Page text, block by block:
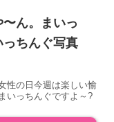
ん。まいっ
ちんぐ写真
性の日今週は楽しい愉
いっちんぐですよ～?